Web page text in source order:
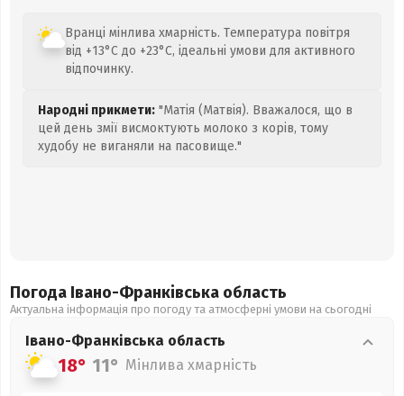
Вранці мінлива хмарність. Температура повітря
від +13°C до +23°C, ідеальні умови для активного
відпочинку.
Народні прикмети: "Матія (Матвія). Вважалося, що в
цей день змії висмоктують молоко з корів, тому
худобу не виганяли на пасовище."
Погода Івано-Франківська область
Актуальна інформація про погоду та атмосферні умови на сьогодні
Івано-Франківська область
18° 11° Мінлива хмарність